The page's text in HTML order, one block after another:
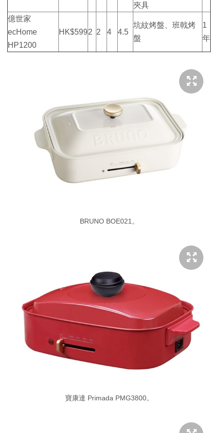
夾具
億世家
ecHome
HP1200
HK$5992 2 4 4.5
坑紋烤盤、班戟烤
盤
1
年
BRUNO BOE021。
寶康達 Primada PMG3800。